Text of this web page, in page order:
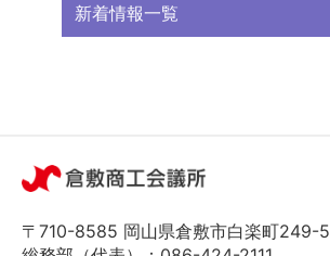
新着情報一覧
〒710-8585 岡山県倉敷市白楽町249-5